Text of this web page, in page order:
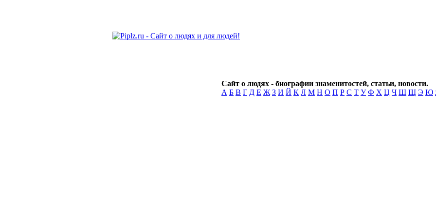
Сайт о людях - биографии знаменитостей, статьи, новости.
А Б В Г Д Е Ж З И Й К Л М Н О П Р С Т У Ф Х Ц Ч Ш Щ Э Ю